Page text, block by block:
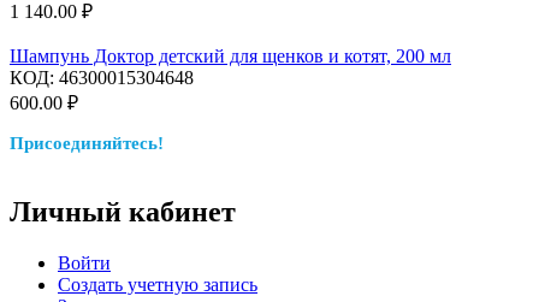
1 140.00 ₽
Шампунь Доктор детский для щенков и котят, 200 мл
КОД: 46300015304648
600.00 ₽
Присоединяйтесь!
Личный кабинет
Войти
Создать учетную запись